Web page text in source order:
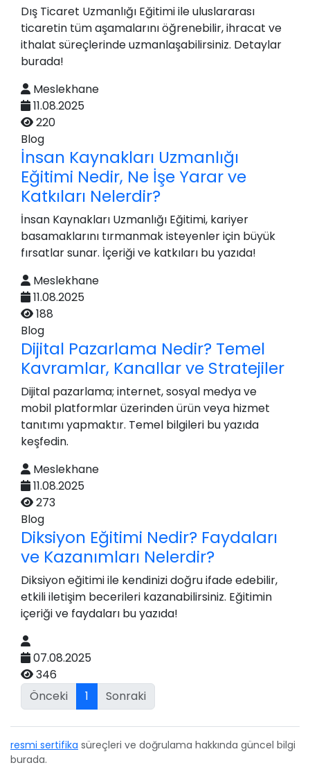
Dış Ticaret Uzmanlığı Eğitimi ile uluslararası
ticaretin tüm aşamalarını öğrenebilir, ihracat ve
ithalat süreçlerinde uzmanlaşabilirsiniz. Detaylar
burada!
Meslekhane
11.08.2025
220
Blog
İnsan Kaynakları Uzmanlığı
Eğitimi Nedir, Ne İşe Yarar ve
Katkıları Nelerdir?
İnsan Kaynakları Uzmanlığı Eğitimi, kariyer
basamaklarını tırmanmak isteyenler için büyük
fırsatlar sunar. İçeriği ve katkıları bu yazıda!
Meslekhane
11.08.2025
188
Blog
Dijital Pazarlama Nedir? Temel
Kavramlar, Kanallar ve Stratejiler
Dijital pazarlama; internet, sosyal medya ve
mobil platformlar üzerinden ürün veya hizmet
tanıtımı yapmaktır. Temel bilgileri bu yazıda
keşfedin.
Meslekhane
11.08.2025
273
Blog
Diksiyon Eğitimi Nedir? Faydaları
ve Kazanımları Nelerdir?
Diksiyon eğitimi ile kendinizi doğru ifade edebilir,
etkili iletişim becerileri kazanabilirsiniz. Eğitimin
içeriği ve faydaları bu yazıda!
07.08.2025
346
Önceki
1 Sonraki
resmi sertifika süreçleri ve doğrulama hakkında güncel bilgi
burada.